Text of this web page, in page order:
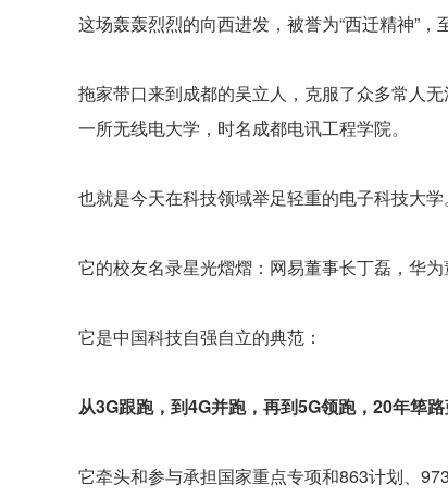
这场轰轰烈烈的向西进发，被誉为“西迁精神”，
拖家带口来到成都的吴立人，克服了众多常人
一所无线电大学，时名成都电讯工程学院。
也就是今天在科技领域举足轻重的电子科技大学。
它的校友名录星光熠熠：网易董事长丁磊，华
它是中国科技自强自立的典范：
从3G跟跑，到4G并跑，再到5G领跑，20年筚路
它牵头和参与承担国家重点专项和863计划、